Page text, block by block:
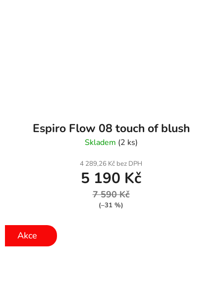
Espiro Flow 08 touch of blush
Skladem (2 ks)
4 289,26 Kč bez DPH
5 190 Kč
7 590 Kč
(–31 %)
Akce